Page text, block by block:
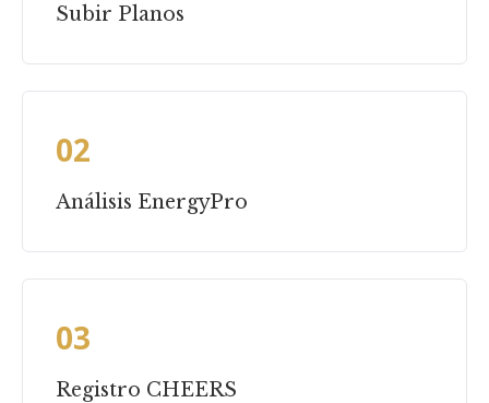
Subir Planos
02
Análisis EnergyPro
03
Registro CHEERS